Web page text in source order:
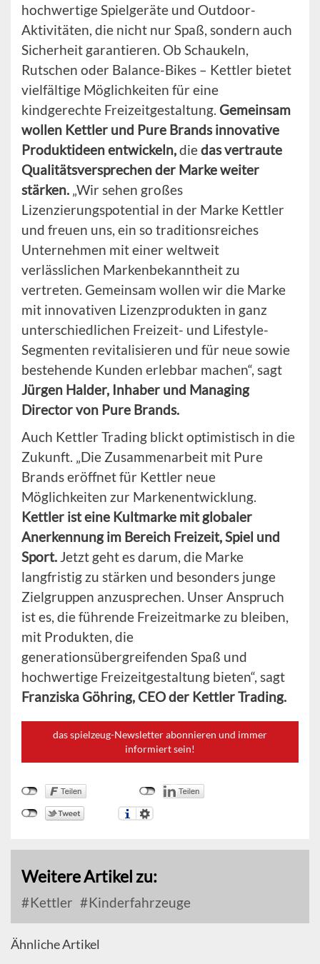
hochwertige Spielgeräte und Outdoor-
Aktivitäten, die nicht nur Spaß, sondern auch
Sicherheit garantieren. Ob Schaukeln,
Rutschen oder Balance-Bikes – Kettler bietet
vielfältige Möglichkeiten für eine
kindgerechte Freizeitgestaltung. Gemeinsam
wollen Kettler und Pure Brands innovative
Produktideen entwickeln,diedas vertraute
Qualitätsversprechen der Marke weiter
stärken. „Wir sehen großes
Lizenzierungspotential in der Marke Kettler
und freuen uns, ein so traditionsreiches
Unternehmen mit einer weltweit
verlässlichen Markenbekanntheit zu
vertreten. Gemeinsam wollen wir die Marke
mit innovativen Lizenzprodukten in ganz
unterschiedlichen Freizeit- und Lifestyle-
Segmenten revitalisieren und für neue sowie
bestehende Kunden erlebbar machen“, sagt
Jürgen Halder, Inhaber und Managing
Director von Pure Brands.
Auch Kettler Trading blickt optimistisch in die
Zukunft. „Die Zusammenarbeit mit Pure
Brands eröffnet für Kettler neue
Möglichkeiten zur Markenentwicklung.
Kettler ist eine Kultmarke mit globaler
Anerkennung im Bereich Freizeit, Spiel und
Sport. Jetzt geht es darum, die Marke
langfristig zu stärken und besonders junge
Zielgruppen anzusprechen. Unser Anspruch
ist es, die führende Freizeitmarke zu bleiben,
mit Produkten, die
generationsübergreifenden Spaß und
hochwertige Freizeitgestaltung bieten“, sagt
Franziska Göhring, CEO der Kettler Trading.
das spielzeug-Newsletter abonnieren und immer
informiert sein!
Weitere Artikel zu:
Kettler Kinderfahrzeuge
Ähnliche Artikel